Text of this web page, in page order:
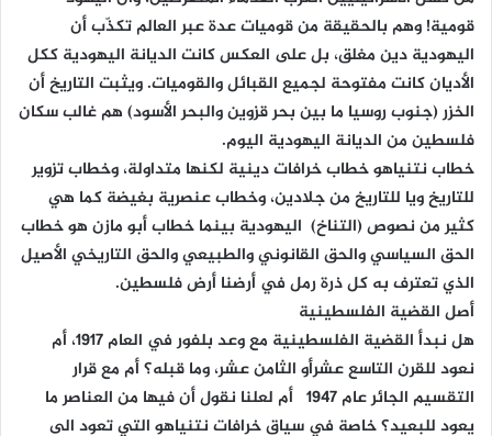
قومية! وهم بالحقيقة من قوميات عدة عبر العالم تكذّب أن
اليهودية دين مغلق، بل على العكس كانت الديانة اليهودية ككل
الأديان كانت مفتوحة لجميع القبائل والقوميات. ويثبت التاريخ أن
الخزر (جنوب روسيا ما بين بحر قزوين والبحر الأسود) هم غالب سكان
فلسطين من الديانة اليهودية اليوم.
خطاب نتنياهو خطاب خرافات دينية لكنها متداولة، وخطاب تزوير
للتاريخ ويا للتاريخ من جلادين، وخطاب عنصرية بغيضة كما هي
كثير من نصوص (التناخ) اليهودية بينما خطاب أبو مازن هو خطاب
الحق السياسي والحق القانوني والطبيعي والحق التاريخي الأصيل
الذي تعترف به كل ذرة رمل في أرضنا أرض فلسطين.
أصل القضية الفلسطينية
هل نبدأ القضية الفلسطينية مع وعد بلفور في العام 1917، أم
نعود للقرن التاسع عشرأو الثامن عشر، وما قبله؟ أم مع قرار
التقسيم الجائر عام 1947 أم لعلنا نقول أن فيها من العناصر ما
يعود للبعيد؟ خاصة في سياق خرافات نتنياهو التي تعود الى